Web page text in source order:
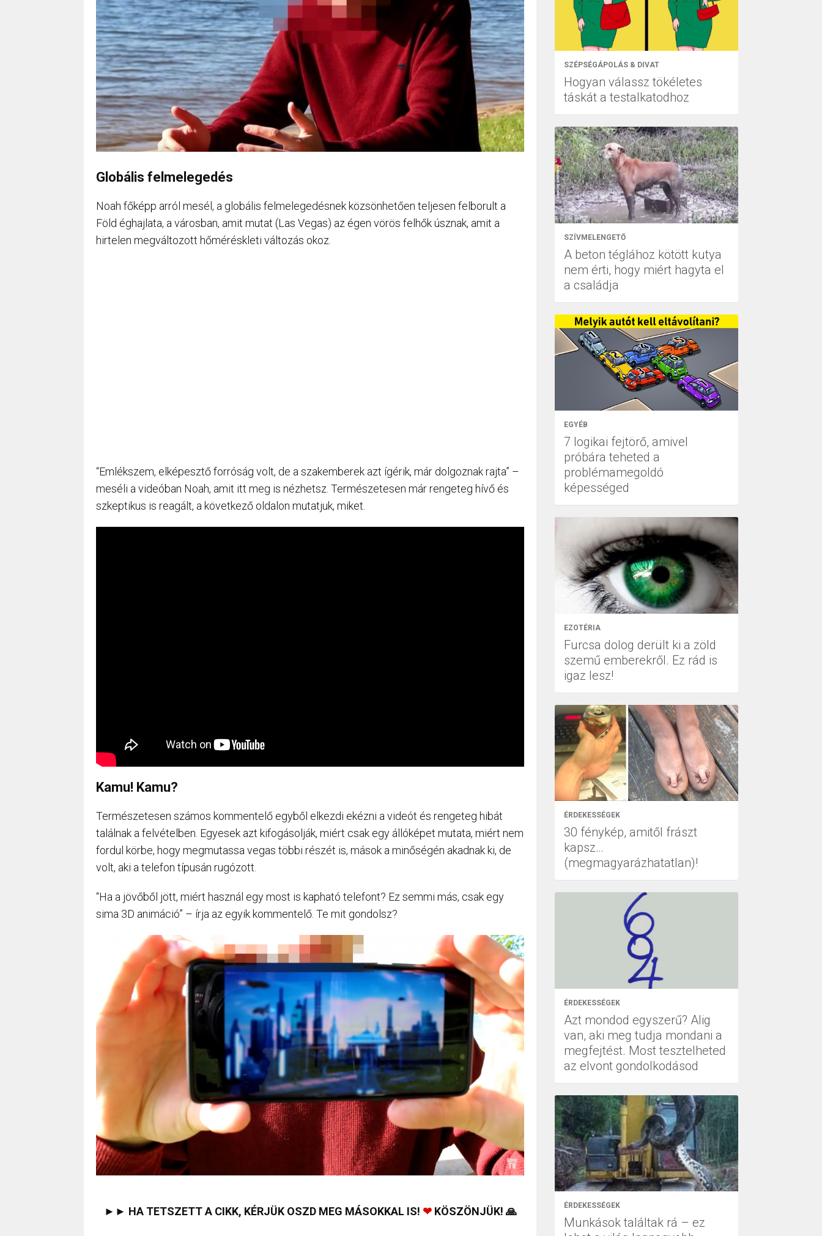
Globális felmelegedés
Noah főképp arról mesél, a globális felmelegedésnek közsönhetően teljesen felborult a
Föld éghajlata, a városban, amit mutat (Las Vegas) az égen vörös felhők úsznak, amit a
hirtelen megváltozott hőméréskleti változás okoz.
“Emlékszem, elképesztő forróság volt, de a szakemberek azt ígérik, már dolgoznak rajta” –
meséli a videóban Noah, amit itt meg is nézhetsz. Természetesen már rengeteg hívő és
szkeptikus is reagált, a következő oldalon mutatjuk, miket.
Kamu! Kamu?
Természetesen számos kommentelő egyből elkezdi ekézni a videót és rengeteg hibát
találnak a felvételben. Egyesek azt kifogásolják, miért csak egy állóképet mutata, miért nem
fordul körbe, hogy megmutassa vegas többi részét is, mások a minőségén akadnak ki, de
volt, aki a telefon típusán rugózott.
“Ha a jövőből jött, miért használ egy most is kapható telefont? Ez semmi más, csak egy
sima 3D animáció” – írja az egyik kommentelő. Te mit gondolsz?
►► HA TETSZETT A CIKK, KÉRJÜK OSZD MEG MÁSOKKAL IS! ❤KÖSZÖNJÜK! 🙏
SZÉPSÉGÁPOLÁS & DIVAT
Hogyan válassz tökéletes
táskát a testalkatodhoz
SZÍVMELENGETŐ
A beton téglához kötött kutya
nem érti, hogy miért hagyta el
a családja
EGYÉB
7 logikai fejtörő, amivel
próbára teheted a
problémamegoldó
képességed
EZOTÉRIA
Furcsa dolog derült ki a zöld
szemű emberekről. Ez rád is
igaz lesz!
ÉRDEKESSÉGEK
30 fénykép, amitől frászt
kapsz…
(megmagyarázhatatlan)!
ÉRDEKESSÉGEK
Azt mondod egyszerű? Alig
van, aki meg tudja mondani a
megfejtést. Most tesztelheted
az elvont gondolkodásod
ÉRDEKESSÉGEK
Munkások találtak rá – ez